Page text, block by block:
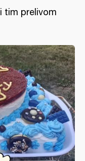
tim prelivom